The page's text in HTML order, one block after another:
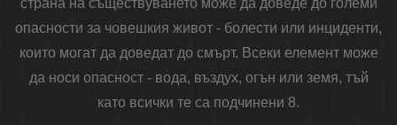
страна на съществуването може да доведе до големи
опасности за човешкия живот - болести или инциденти,
които могат да доведат до смърт. Всеки елемент може
да носи опасност - вода, въздух, огън или земя, тъй
като всички те са подчинени 8.